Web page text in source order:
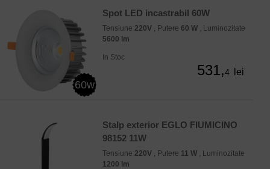
60w
Spot LED incastrabil 60W
Tensiune 220V , Putere 60 W , Luminozitate
5600 lm
In Stoc
531,4 lei
Stalp exterior EGLO FIUMICINO
98152 11W
Tensiune 220V , Putere 11 W , Luminozitate
1200 lm